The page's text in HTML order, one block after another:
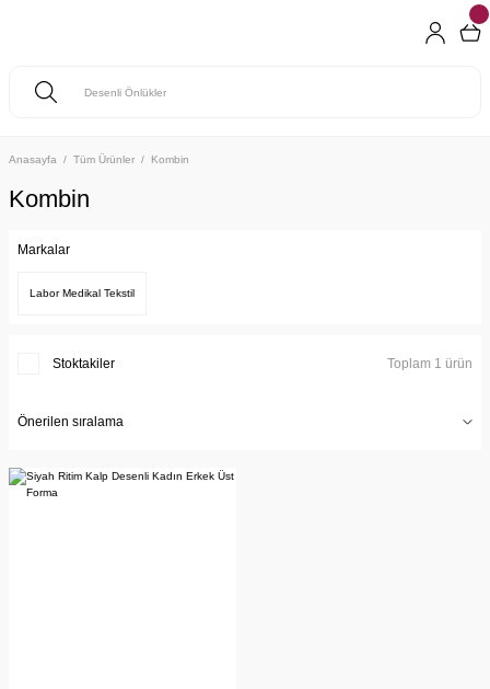
Anasayfa Tüm Ürünler Kombin
Kombin
Markalar
Labor Medikal Tekstil
Stoktakiler Toplam 1 ürün